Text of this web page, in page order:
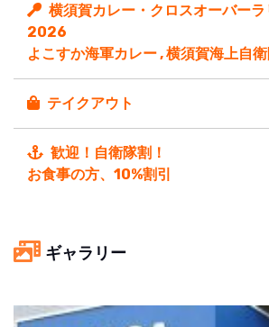
横須賀カレー・クロスオーバーラ
2026
よこすか海軍カレー , 横須賀海上自
テイクアウト
歓迎！自衛隊割！
お食事の方、10%割引
ギャラリー